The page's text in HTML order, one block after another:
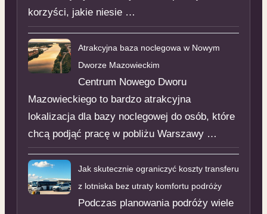
korzyści, jakie niesie …
Atrakcyjna baza noclegowa w Nowym
Dworze Mazowieckim
Centrum Nowego Dworu
Mazowieckiego to bardzo atrakcyjna
lokalizacja dla bazy noclegowej do osób, które
chcą podjąć pracę w pobliżu Warszawy …
Jak skutecznie ograniczyć koszty transferu
z lotniska bez utraty komfortu podróży
Podczas planowania podróży wiele